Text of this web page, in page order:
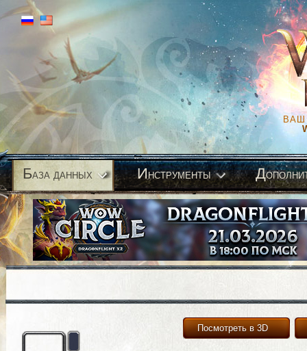
ВАШ
База данных Инструменты Д
Посмотреть в 3D